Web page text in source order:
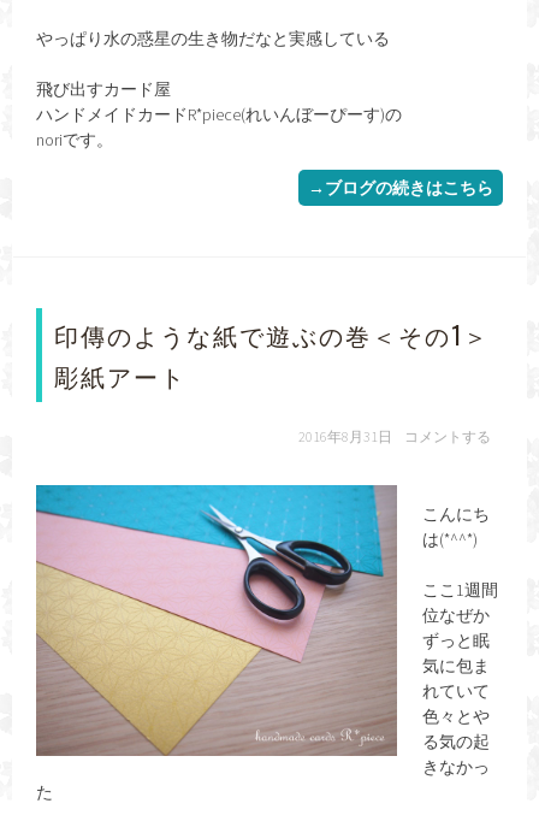
やっぱり水の惑星の生き物だなと実感している
飛び出すカード屋
ハンドメイドカードR*piece(れいんぼーぴーす)の
noriです。
→ブログの続きはこちら
印傳のような紙で遊ぶの巻＜その1＞
彫紙アート
2016年8月31日 コメントする
こんにち
は(*^^*)
ここ1週間
位なぜか
ずっと眠
気に包ま
れていて
色々とや
る気の起
きなかっ
た